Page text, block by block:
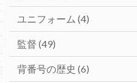
ユニフォーム (4)
監督 (49)
背番号の歴史 (6)